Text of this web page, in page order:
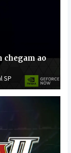
chegam ao
SP